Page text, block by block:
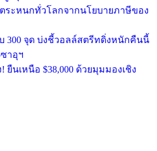
ระหนกทั่วโลกจากนโยบายภาษีของ
300 จุด บ่งชี้วอลล์สตรีทดิ่งหนักคืนนี้
าอุฯ
ยืนเหนือ $38,000 ด้วยมุมมองเชิง